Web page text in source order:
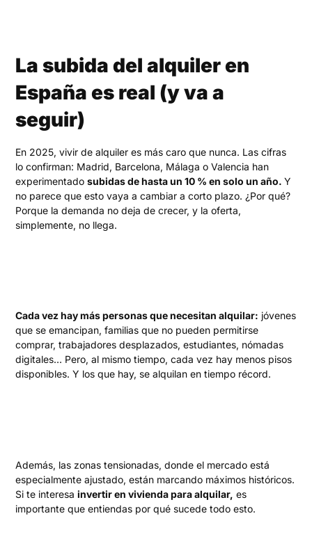
La subida del alquiler en
España es real (y va a
seguir)
En 2025, vivir de alquiler es más caro que nunca. Las cifras
lo confirman: Madrid, Barcelona, Málaga o Valencia han
experimentadosubidas de hasta un 10 % en solo un año.Y
no parece que esto vaya a cambiar a corto plazo. ¿Por qué?
Porque la demanda no deja de crecer, y la oferta,
simplemente, no llega.
Cada vez hay más personas que necesitan alquilar: jóvenes
que se emancipan, familias que no pueden permitirse
comprar, trabajadores desplazados, estudiantes, nómadas
digitales… Pero, al mismo tiempo, cada vez hay menos pisos
disponibles. Y los que hay, se alquilan en tiempo récord.
Además, las zonas tensionadas, donde el mercado está
especialmente ajustado, están marcando máximos históricos.
Si te interesainvertir en vivienda para alquilar, es
importante que entiendas por qué sucede todo esto.